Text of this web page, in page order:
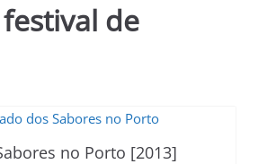
festival de
no Porto [2013]